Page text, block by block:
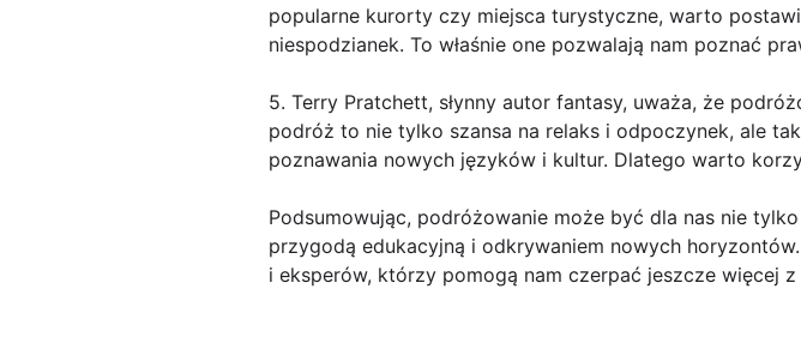
popularne kurorty czy miejsca turystyczne, warto
niespodzianek. To właśnie one pozwalają nam poznać
5. Terry Pratchett, słynny autor fantasy, uważa, że
podróż to nie tylko szansa na relaks i odpoczynek, ale
poznawania nowych języków i kultur. Dlatego warto
Podsumowując, podróżowanie może być dla nas nie
przygodą edukacyjną i odkrywaniem nowych
i eksperów, którzy pomogą nam czerpać jeszcze więcej